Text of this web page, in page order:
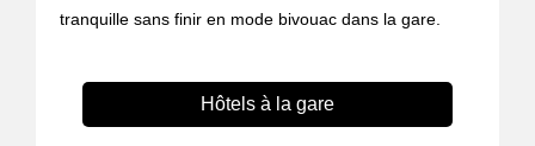
tranquille sans finir en mode bivouac dans la gare.
Hôtels à la gare